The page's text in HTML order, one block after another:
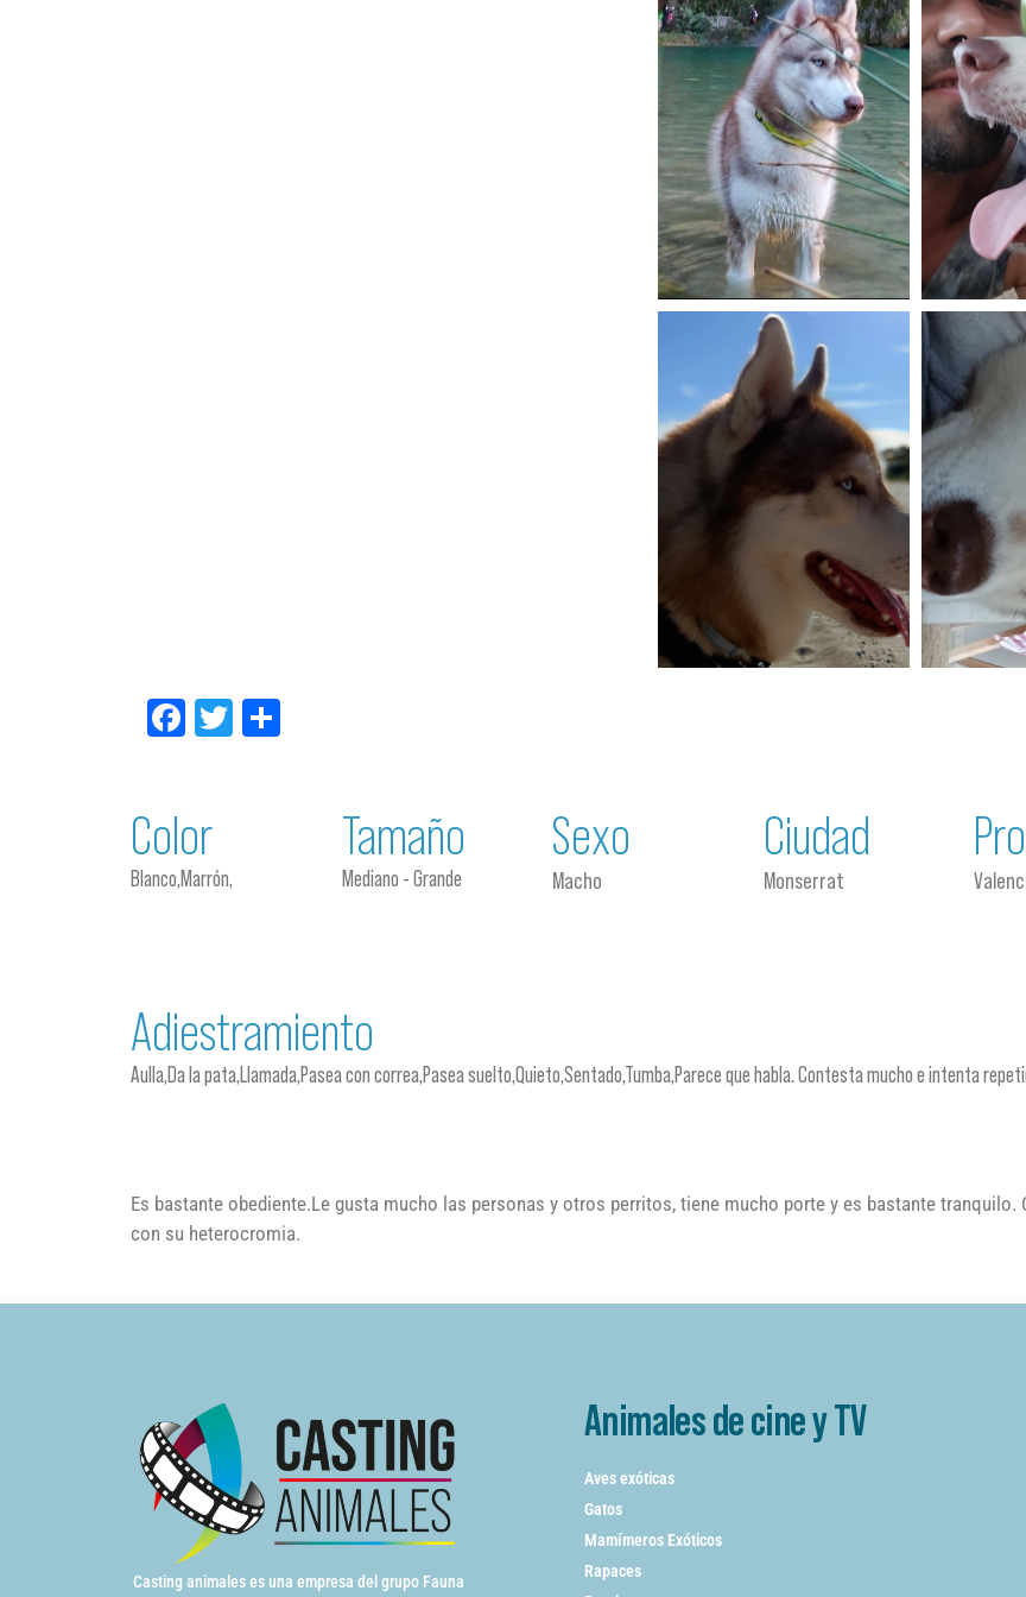
Facebook
Twitter
Color
Blanco,Marrón,
Tamaño
Mediano - Grande
Sexo
Macho
Ciudad
Monserrat
Adiestramiento
Aulla,Da la pata,Llamada,Pasea con correa,Pasea suelto,Quieto,Sentado,Tumba,Parece que habla. Contesta mucho e intenta
Es bastante obediente.Le gusta mucho las personas y otros perritos, tiene mucho porte y es bastante tranquilo.
con su heterocromia.
Casting animales es una empresa del grupo Fauna
Animales de cine y TV
Aves exóticas
Gatos
Mamímeros Exóticos
Rapaces